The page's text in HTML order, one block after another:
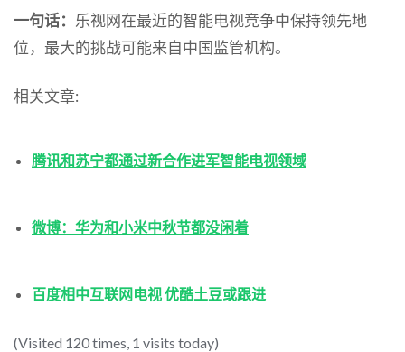
一句话： 乐视网在最近的智能电视竞争中保持领先地
位，最大的挑战可能来自中国监管机构。
相关文章:
腾讯和苏宁都通过新合作进军智能电视领域
微博：华为和小米中秋节都没闲着
百度相中互联网电视 优酷土豆或跟进
(Visited 120 times, 1 visits today)